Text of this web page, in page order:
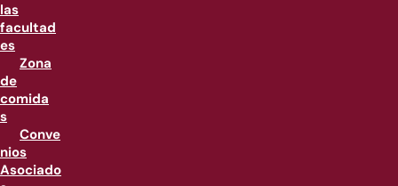
las
facultad
es
Zona
de
comida
s
Conve
nios
Asociado